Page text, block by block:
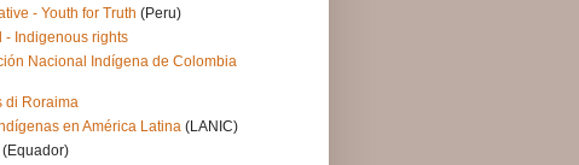
- Youth for Truth (Peru)
- Indigenous rights
Nacional Indígena de Colombia
di Roraima
en América Latina (LANIC)
(Equador)